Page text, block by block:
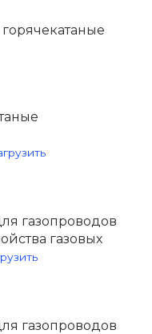
газопроводов
газовых
газопроводов